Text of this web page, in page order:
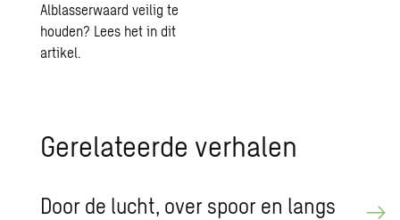
Alblasserwaard veilig te
houden? Lees het in dit
artikel.
Gerelateerde verhalen
Door de lucht, over spoor en langs